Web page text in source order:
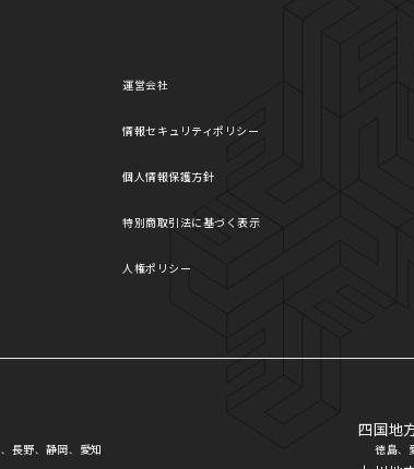
運営会社
情報セキュリティポリシー
個人情報保護方針
特別商取引法に基づく表示
人権ポリシー
、 長野、 静岡、 愛知
四国地
徳島、